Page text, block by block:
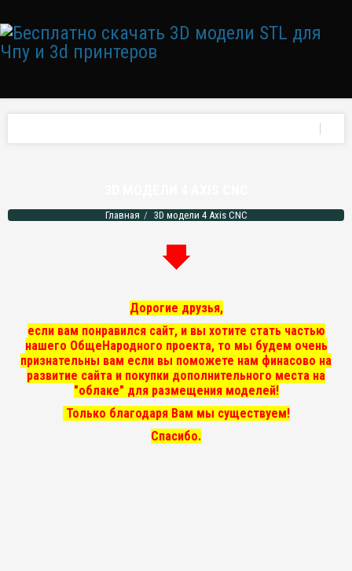
Главная 3D модели 4 Axis CNC
Дорогие друзья,
если вам понравился сайт, и вы хотите стать частью
нашего ОбщеНародного проекта, то мы будем очень
признательны вам если вы поможете нам финасово на
развитие сайта и покупки дополнительного места на
"облаке" для размещения моделей!
Только благодаря Вам мы существуем!
Спасибо.